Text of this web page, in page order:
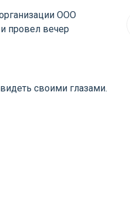
ООО
провел вечер
своими глазами.